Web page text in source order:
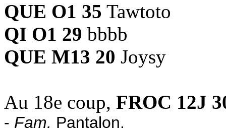
QUE O1 35 Tawtoto
QI O1 29 bbbb
QUE M13 20 Joysy
Au 18e coup, FROC 12J
- Fam. Pantalon.